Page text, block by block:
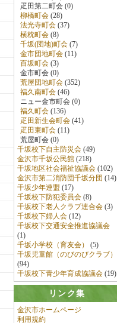
疋田第二町会 (0)
柳橋町会(28)
法光寺町会(37)
横枕町会(8)
千坂(団地)町会(7)
金市団地町会(11)
百坂町会(3)
金市町会 (0)
荒屋団地町会(352)
福久南町会(46)
ニュー金市町会 (0)
福久町会(136)
疋田新生会町会(41)
疋田東町会(11)
荒屋町会 (0)
千坂校下自主防災会(49)
金沢市千坂公民館(218)
千坂地区社会福祉協議会(102)
金沢市第二消防団千坂分団 (14)
千坂少年連盟 (17)
千坂校下防犯委員会(8)
千坂校下老人クラブ連合会(3)
千坂校下婦人会(12)
千坂校下交通安全推進協議会
(1)
千坂小学校（育友会）
(5)
千坂児童館（のびのびクラブ）
(94)
千坂校下青少年育成協議会(19)
リンク集
金沢市ホームページ
利用規約